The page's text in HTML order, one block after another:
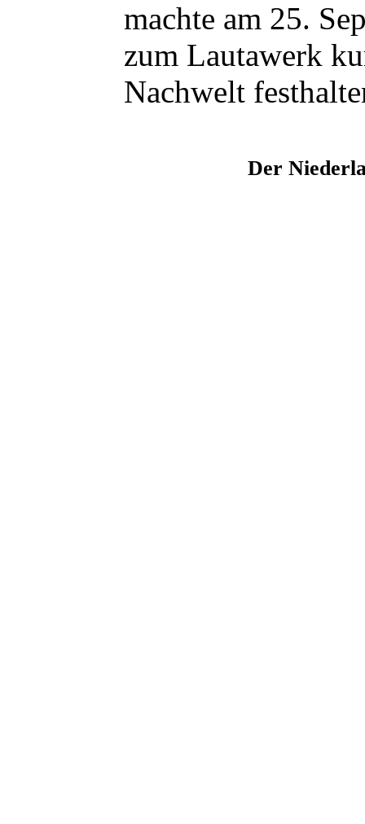
machte am 25.
zum Lautawerk
Nachwelt
Der